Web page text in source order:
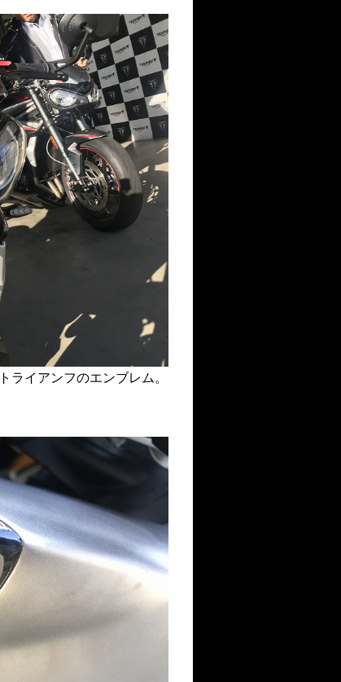
イアンフのエンブレム。